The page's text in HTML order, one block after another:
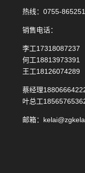
热线：0755-
销售电话：
李工17318087237
何工18813973391
王工18126074289
蔡经理
叶总工
邮箱：